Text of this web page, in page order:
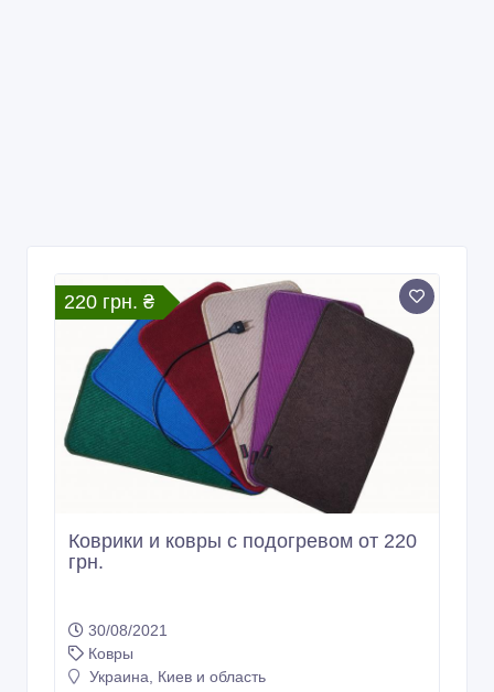
220 грн. ₴
Коврики и ковры с подогревом от 220
грн.
30/08/2021
Ковры
Украина, Киев и область